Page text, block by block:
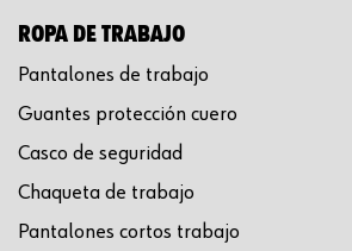
ROPA DE TRABAJO
Pantalones de trabajo
Guantes protección cuero
Casco de seguridad
Chaqueta de trabajo
Pantalones cortos trabajo